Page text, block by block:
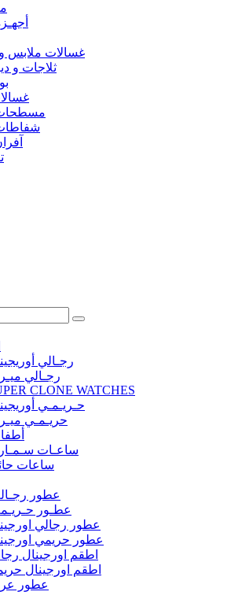
غسالات ملابس
ثلاجات و
رجـالي
رجـالي
CLONE WATCHES
حـريـمـي
حريـمـي
ساعـات
ساعات
عطور
عطـور
عطور رجالي
عطور حريمي
اطقم اورجينال
اطقم اورجينال
عطور